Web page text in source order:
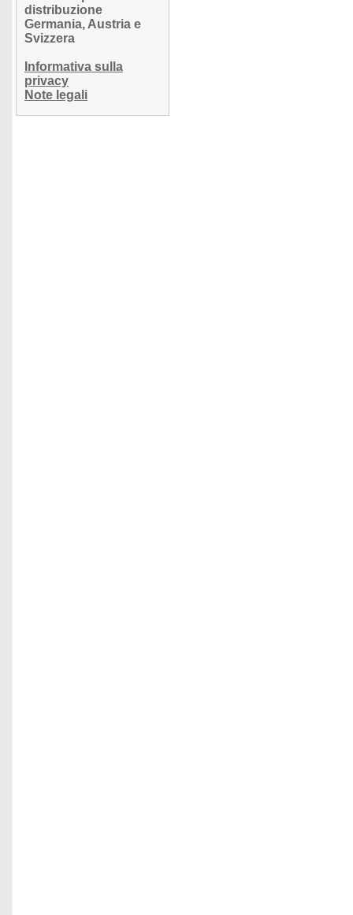
distribuzione
Germania, Austria e
Svizzera
Informativa sulla
privacy
Note legali